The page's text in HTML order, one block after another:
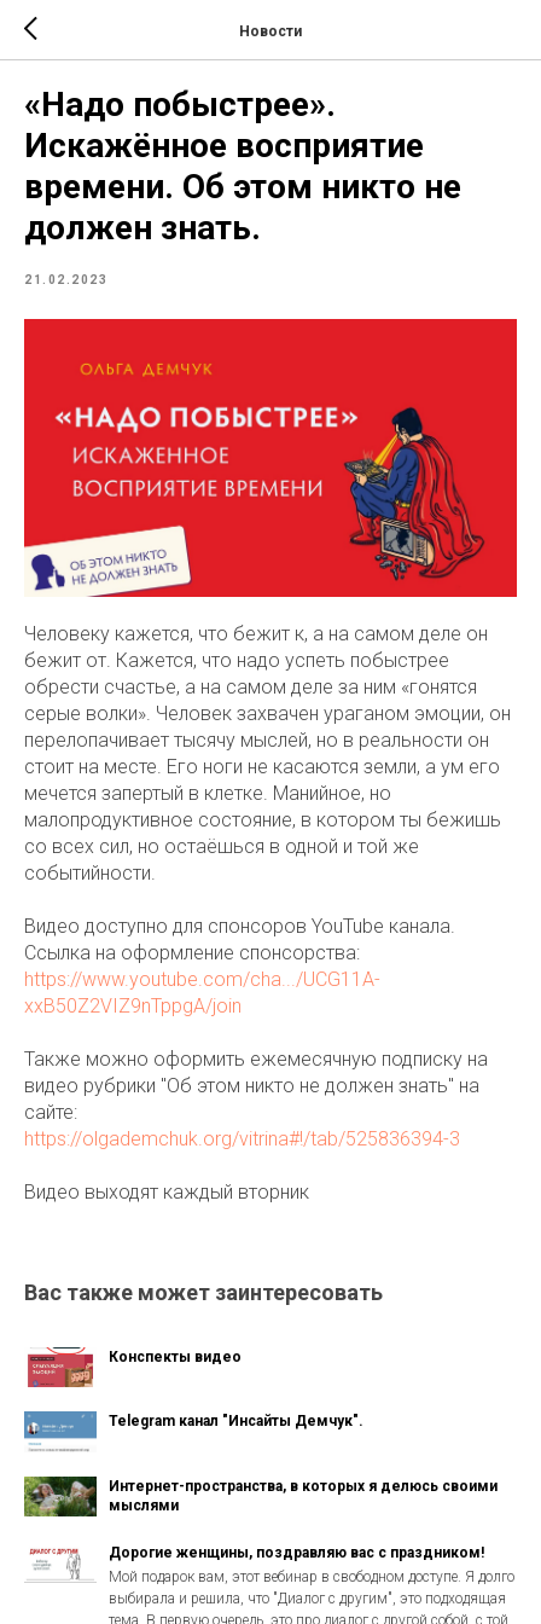
Новости
«Надо побыстрее».
Искажённое восприятие
времени. Об этом никто не
должен знать.
21.02.2023
Человеку кажется, что бежит к, а на самом деле он
бежит от. Кажется, что надо успеть побыстрее
обрести счастье, а на самом деле за ним «гонятся
серые волки». Человек захвачен ураганом эмоции, он
перелопачивает тысячу мыслей, но в реальности он
стоит на месте. Его ноги не касаются земли, а ум его
мечется запертый в клетке. Манийное, но
малопродуктивное состояние, в котором ты бежишь
со всех сил, но остаёшься в одной и той же
событийности.
Видео доступно для спонсоров YouTube канала.
Ссылка на оформление спонсорства:
https://www.youtube.com/cha.../UCG11A-
xxB50Z2VIZ9nTppgA/join
Также можно оформить ежемесячную подписку на
видео рубрики "Об этом никто не должен знать" на
сайте:
https://olgademchuk.org/vitrina#!/tab/525836394-3
Видео выходят каждый вторник
Вас также может заинтересовать
Конспекты видео
Telegram канал "Инсайты Демчук".
Интернет-пространства, в которых я делюсь своими
мыслями
Дорогие женщины, поздравляю вас с праздником!
Мой подарок вам, этот вебинар в свободном доступе. Я долго
выбирала и решила, что "Диалог с другим", это подходящая
тема. В первую очередь, это про диалог с другой собой, с той,